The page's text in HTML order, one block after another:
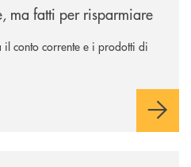
ma fatti per risparmiare
conto corrente e i prodotti di